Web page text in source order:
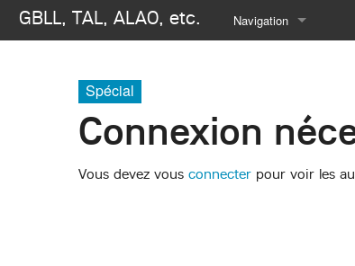
GBLL, TAL, ALAO, etc. Navigation
Spécial
Connexion
Vous devez vous connecter pour voir les